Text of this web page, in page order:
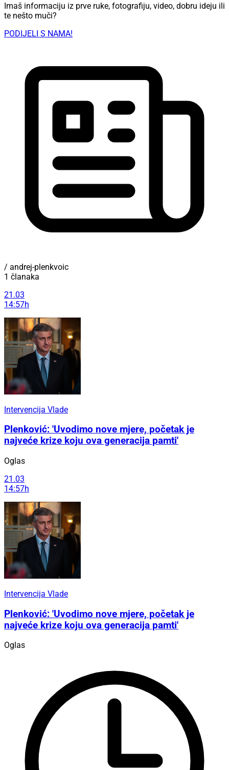
Imaš informaciju iz prve ruke, fotografiju, video, dobru ideju ili
te nešto muči?
PODIJELI S NAMA!
/ andrej-plenkvoic
1 članaka
21.03
14:57h
Intervencija Vlade
Plenković: 'Uvodimo nove mjere, početak je
najveće krize koju ova generacija pamti'
Oglas
21.03
14:57h
Intervencija Vlade
Plenković: 'Uvodimo nove mjere, početak je
najveće krize koju ova generacija pamti'
Oglas